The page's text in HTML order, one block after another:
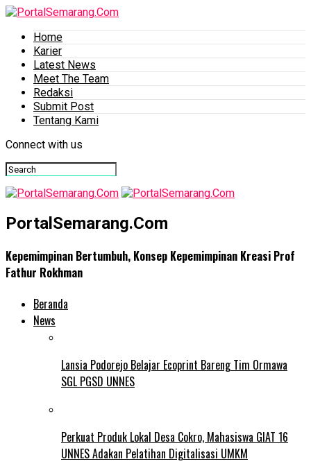
Home
Karier
Latest News
Meet The Team
Redaksi
Submit Post
Tentang Kami
Connect with us
PortalSemarang.Com
Kepemimpinan Bertumbuh, Konsep Kepemimpinan Kreasi Prof
Fathur Rokhman
Beranda
News
Lansia Podorejo Belajar Ecoprint Bareng Tim Ormawa
SGL PGSD UNNES
Perkuat Produk Lokal Desa Cokro, Mahasiswa GIAT 16
UNNES Adakan Pelatihan Digitalisasi UMKM